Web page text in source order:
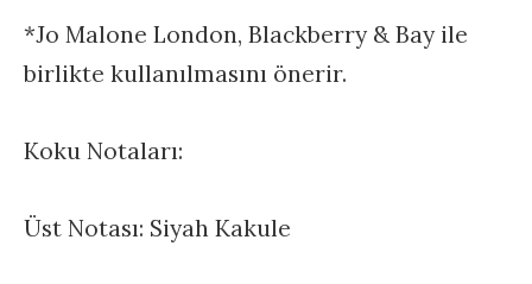
*Jo Malone London, Blackberry & Bay ile
birlikte kullanılmasını önerir.
Koku Notaları:
Üst Notası: Siyah Kakule